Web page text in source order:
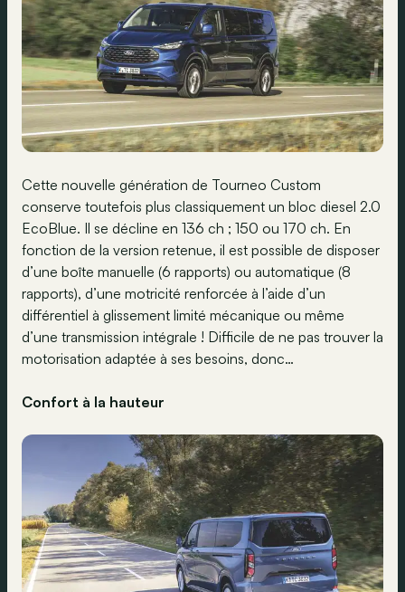
Cette nouvelle génération de Tourneo Custom
conserve toutefois plus classiquement un bloc diesel 2.0
EcoBlue. Il se décline en 136 ch ; 150 ou 170 ch. En
fonction de la version retenue, il est possible de disposer
d’une boîte manuelle (6 rapports) ou automatique (8
rapports), d’une motricité renforcée à l’aide d’un
différentiel à glissement limité mécanique ou même
d’une transmission intégrale ! Difficile de ne pas trouver la
motorisation adaptée à ses besoins, donc…
Confort à la hauteur